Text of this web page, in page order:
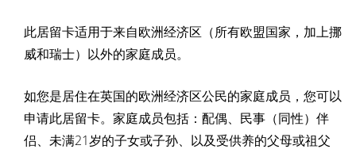
此居留卡适用于来自欧洲经济区（所有欧盟国家，加上挪
威和瑞士）以外的家庭成员。
如您是居住在英国的欧洲经济区公民的家庭成员，您可以
申请此居留卡。家庭成员包括：配偶、民事（同性）伴
侣、未满21岁的子女或子孙、以及受供养的父母或祖父